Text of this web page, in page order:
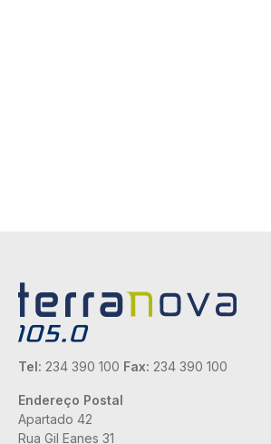
Tel: 234 390 100 Fax: 234 390 100
Endereço Postal
Apartado 42
Rua Gil Eanes 31